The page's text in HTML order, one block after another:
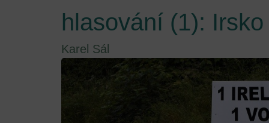
hlasování (1): Irsko
Karel Sál